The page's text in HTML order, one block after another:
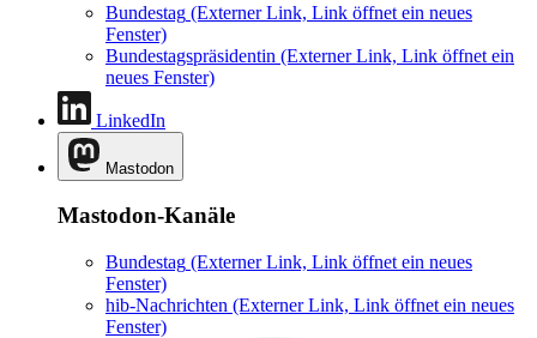
Bundestag (Externer Link, Link öffnet ein neues
Fenster)
Bundestagspräsidentin (Externer Link, Link öffnet ein
neues Fenster)
LinkedIn
Mastodon
Mastodon-Kanäle
Bundestag (Externer Link, Link öffnet ein neues
Fenster)
hib-Nachrichten (Externer Link, Link öffnet ein neues
Fenster)